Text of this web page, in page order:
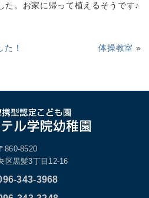
た。お家に帰って植えるそうです♪
体操教室 »
！
860-8520
区黒髪3丁目12-16
343-3968